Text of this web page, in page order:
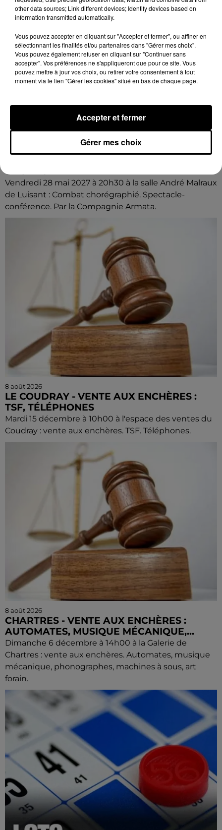
CHORÉGRAPHIÉ
Vendredi 28 mai 2027 à 20h30 à la salle André Malraux
de Luisant : Combat chorégraphié. Spectacle-
conférence. Par la Compagnie Armata.
8 août 2026
LE COUDRAY - VENTE AUX ENCHÈRES :
TSF, TÉLÉPHONES
Mardi 15 décembre à 10h00 à l'espace des ventes du
Coudray : vente aux enchères. TSF. Téléphones.
8 août 2026
CHARTRES - VENTE AUX ENCHÈRES :
AUTOMATES, MUSIQUE MÉCANIQUE,...
Dimanche 6 décembre à 14h00 à la Galerie de
Chartres : vente aux enchères. Automates, musique
mécanique, phonographes, machines à sous, art
forain.
other data sources; Link different devices; Identify devices based on
information transmitted automatically.
Vous pouvez accepter en cliquant sur "Accepter et fermer", ou affiner en
sélectionnant les finalités et/ou partenaires dans "Gérer mes choix".
Vous pouvez également refuser en cliquant sur "Continuer sans
accepter". Vos préférences ne s'appliqueront que pour ce site. Vous
pouvez mettre à jour vos choix, ou retirer votre consentement à tout
moment via le lien "Gérer les cookies" situé en bas de chaque page.
Gérer mes choix
Accepter et fermer